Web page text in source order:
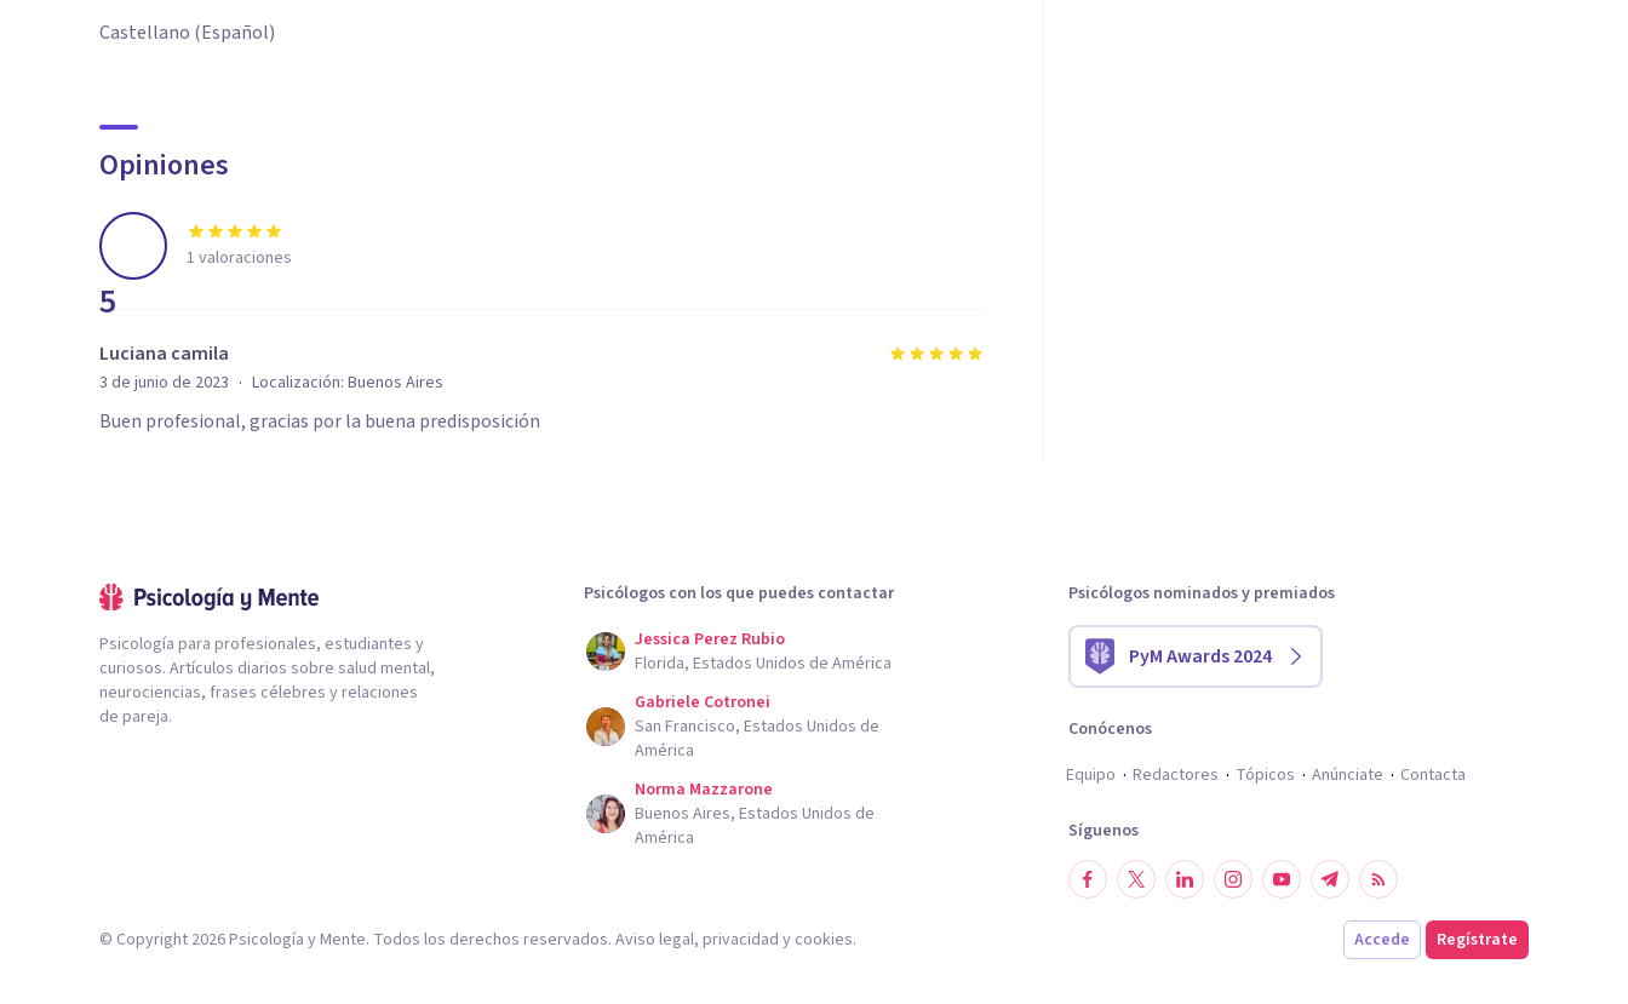
Castellano (Español)
Opiniones
5
1 valoraciones
Luciana camila
3 de junio de 2023 · Localización: Buenos Aires
Buen profesional, gracias por la buena predisposición
Psicología para profesionales, estudiantes y
curiosos. Artículos diarios sobre salud mental,
neurociencias, frases célebres y relaciones
de pareja.
Psicólogos con los que puedes contactar
Jessica Perez Rubio
Florida, Estados Unidos de América
Gabriele Cotronei
San Francisco, Estados Unidos de
América
Norma Mazzarone
Buenos Aires, Estados Unidos de
América
Psicólogos nominados y premiados
PyM Awards 2024
Conócenos
Equipo
Redactores Tópicos Anúnciate Contacta
Síguenos
Accede Regístrate
© Copyright 2026Psicología y Mente. Todos los derechos reservados. Aviso legal, privacidad y cookies.